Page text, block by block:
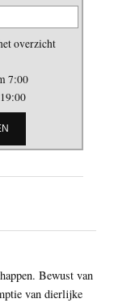
overzicht
7:00
Bewust van
van dierlijke